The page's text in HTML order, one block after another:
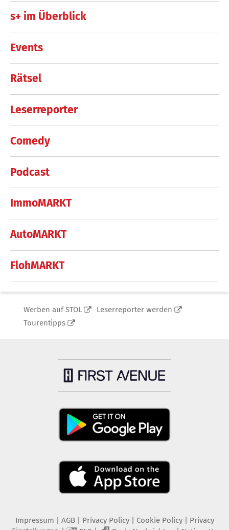
s+ im Überblick
Events
Rätsel
Leserreporter
Comedy
Podcast
ImmoMARKT
AutoMARKT
FlohMARKT
Werben auf STOL
Leserreporter werden
Tourentipps
Impressum AGB Privacy Policy| Cookie Policy| Privacy